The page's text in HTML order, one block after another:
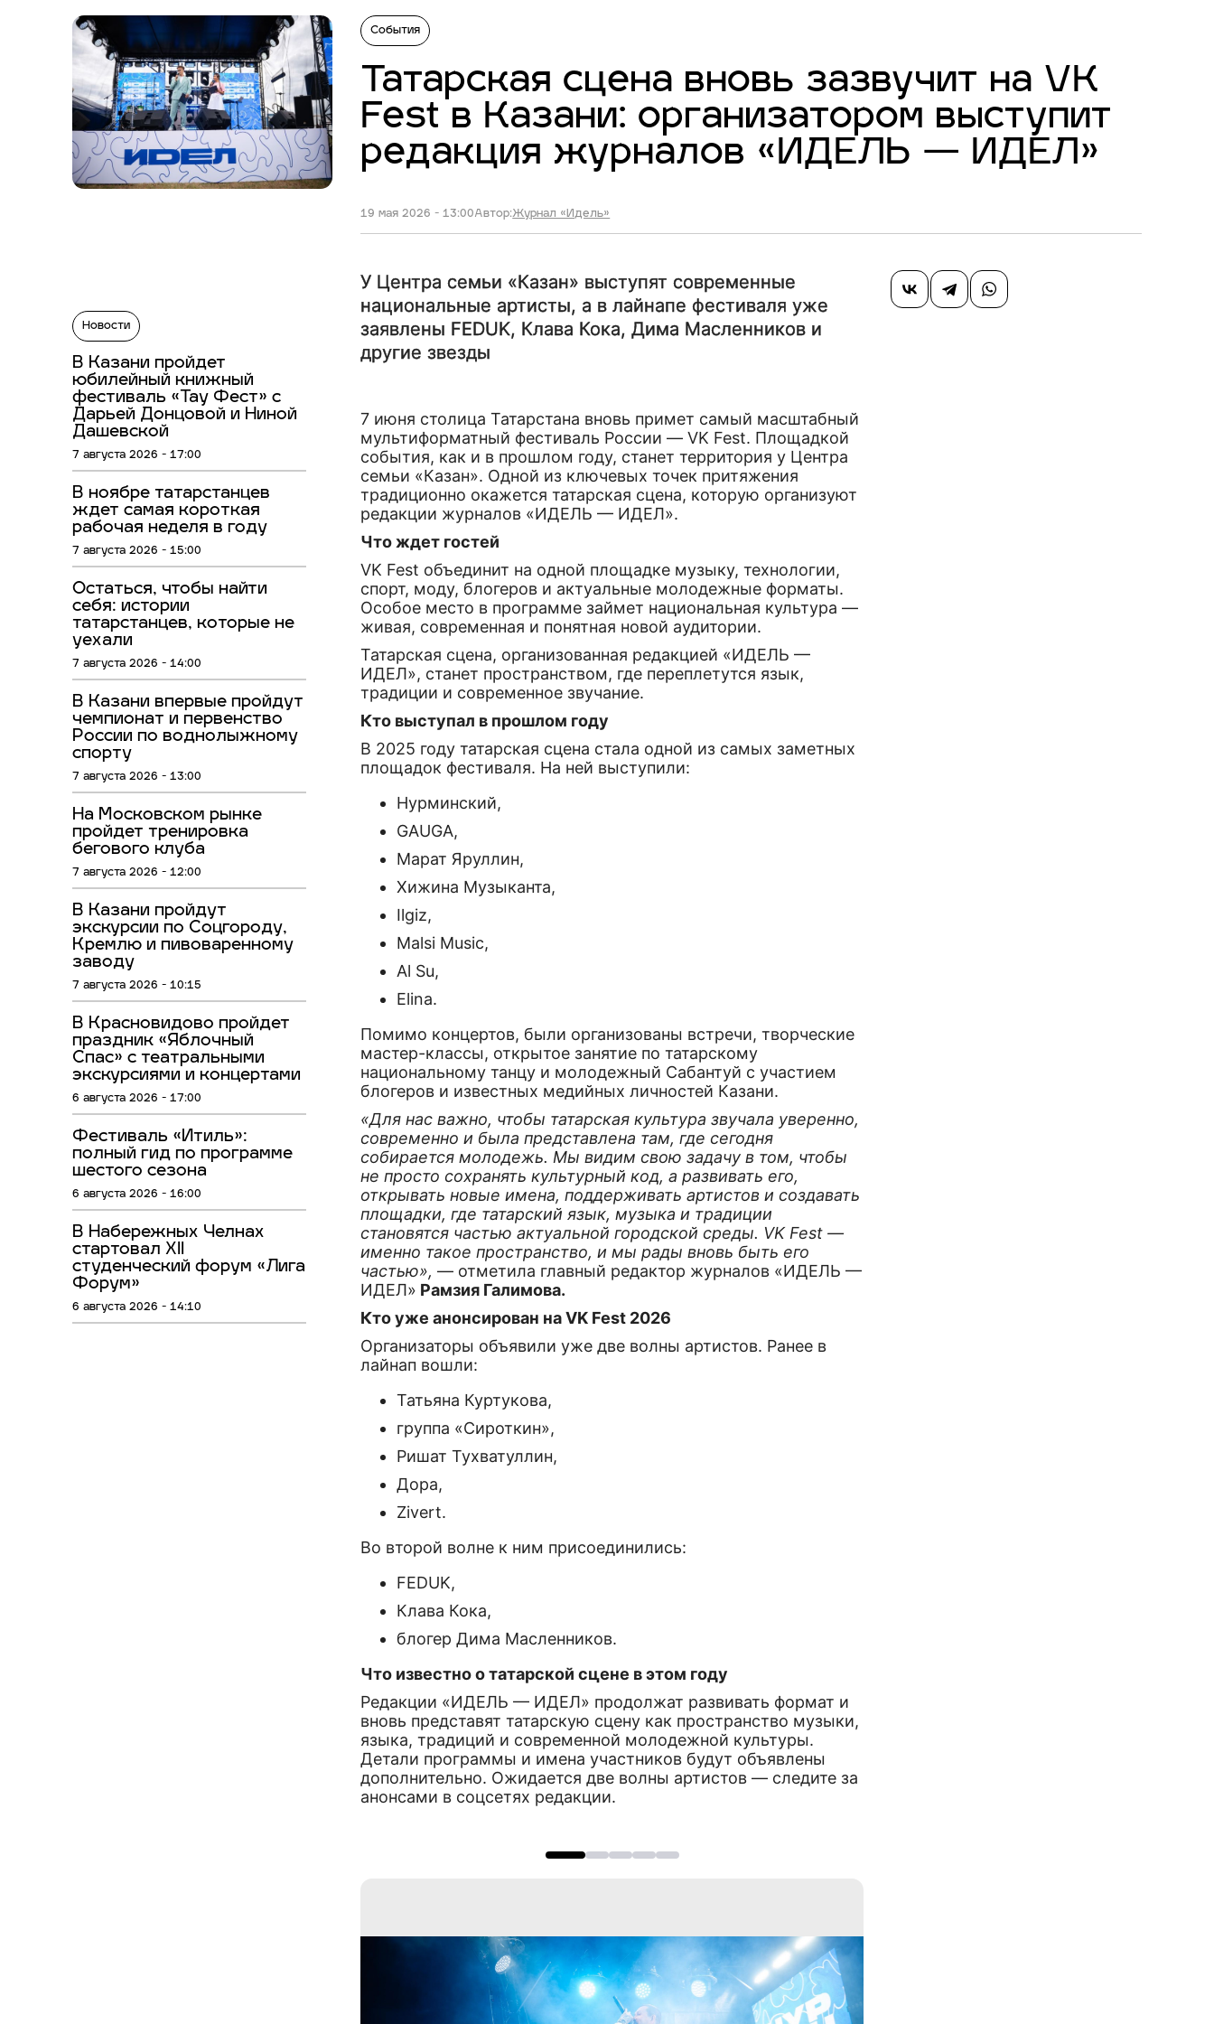
Новости
В Казани пройдет
юбилейный книжный
фестиваль «Тау Фест» с
Дарьей Донцовой и Ниной
Дашевской
7 августа 2026 - 17:00
В ноябре татарстанцев
ждет самая короткая
рабочая неделя в году
7 августа 2026 - 15:00
Остаться, чтобы найти
себя: истории
татарстанцев, которые не
уехали
7 августа 2026 - 14:00
В Казани впервые пройдут
чемпионат и первенство
России по воднолыжному
спорту
7 августа 2026 - 13:00
На Московском рынке
пройдет тренировка
бегового клуба
7 августа 2026 - 12:00
В Казани пройдут
экскурсии по Соцгороду,
Кремлю и пивоваренному
заводу
7 августа 2026 - 10:15
В Красновидово пройдет
праздник «Яблочный
Спас» с театральными
экскурсиями и концертами
6 августа 2026 - 17:00
Фестиваль «Итиль»:
полный гид по программе
шестого сезона
6 августа 2026 - 16:00
В Набережных Челнах
стартовал XII
студенческий форум «Лига
Форум»
6 августа 2026 - 14:10
События
Татарская сцена вновь зазвучит на VK
Fest в Казани: организатором выступит
редакция журналов «ИДЕЛЬ — ИДЕЛ»
19 мая 2026 - 13:00Автор:Журнал «Идель»
У Центра семьи «Казан» выступят современные
национальные артисты, а в лайнапе фестиваля уже
заявлены FEDUK, Клава Кока, Дима Масленников и
другие звезды
7 июня столица Татарстана вновь примет самый масштабный
мультиформатный фестиваль России — VK Fest. Площадкой
события, как и в прошлом году, станет территория у Центра
семьи «Казан». Одной из ключевых точек притяжения
традиционно окажется татарская сцена, которую организуют
редакции журналов «ИДЕЛЬ — ИДЕЛ».
Что ждет гостей
VK Fest объединит на одной площадке музыку, технологии,
спорт, моду, блогеров и актуальные молодежные форматы.
Особое место в программе займет национальная культура —
живая, современная и понятная новой аудитории.
Татарская сцена, организованная редакцией «ИДЕЛЬ —
ИДЕЛ», станет пространством, где переплетутся язык,
традиции и современное звучание.
Кто выступал в прошлом году
В 2025 году татарская сцена стала одной из самых заметных
площадок фестиваля. На ней выступили:
Нурминский,
GAUGA,
Марат Яруллин,
Хижина Музыканта,
Ilgiz,
Malsi Music,
Al Su,
Elina.
Помимо концертов, были организованы встречи, творческие
мастер-классы, открытое занятие по татарскому
национальному танцу и молодежный Сабантуй с участием
блогеров и известных медийных личностей Казани.
«Для нас важно, чтобы татарская культура звучала уверенно,
современно и была представлена там, где сегодня
собирается молодежь. Мы видим свою задачу в том, чтобы
не просто сохранять культурный код, а развивать его,
открывать новые имена, поддерживать артистов и создавать
площадки, где татарский язык, музыка и традиции
становятся частью актуальной городской среды. VK Fest —
именно такое пространство, и мы рады вновь быть его
частью», — отметила главный редактор журналов «ИДЕЛЬ —
ИДЕЛ» Рамзия Галимова.
Кто уже анонсирован на VK Fest 2026
Организаторы объявили уже две волны артистов. Ранее в
лайнап вошли:
Татьяна Куртукова,
группа «Сироткин»,
Ришат Тухватуллин,
Дора,
Zivert.
Во второй волне к ним присоединились:
FEDUK,
Клава Кока,
блогер Дима Масленников.
Что известно о татарской сцене в этом году
Редакции «ИДЕЛЬ — ИДЕЛ» продолжат развивать формат и
вновь представят татарскую сцену как пространство музыки,
языка, традиций и современной молодежной культуры.
Детали программы и имена участников будут объявлены
дополнительно. Ожидается две волны артистов — следите за
анонсами в соцсетях редакции.